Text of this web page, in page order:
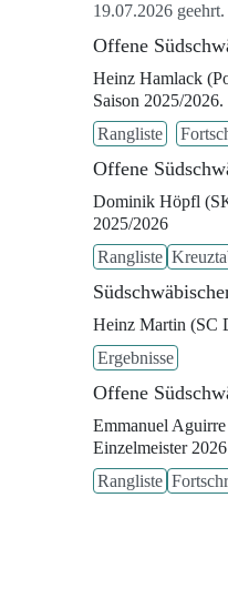
19.07.2026 geehrt.
Offene
Heinz Hamlack
Saison 2025/2026.
Rangliste
Offene
Dominik Höpfl
2025/2026
Rangliste
Heinz Martin (SC
Ergebnisse
Offene
Emmanuel
Einzelmeister 2026
Rangliste